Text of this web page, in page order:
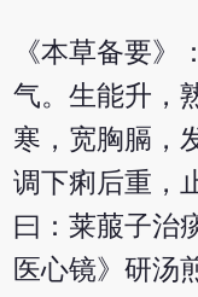
《本草备要》
气。生能升，
寒，宽胸膈，
调下痢后重，
曰：莱菔子治
医心镜》研汤